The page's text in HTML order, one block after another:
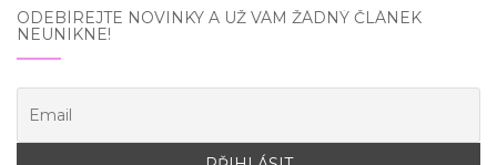
ODEBÍREJTE NOVINKY A UŽ VÁM ŽÁDNÝ ČLÁNEK
NEUNIKNE!